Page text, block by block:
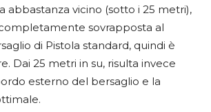
abbastanza vicino (sotto i 25 metri),
sovrapposta al
di Pistola standard, quindi è
Dai 25 metri in su, risulta invece
esterno del bersaglio e la